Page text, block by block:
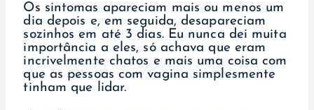
Os sintomas apareciam mais ou menos um
dia depois e, em seguida, desapareciam
sozinhos em até 3 dias. Eu nunca dei muita
importância a eles, só achava que eram
incrivelmente chatos e mais uma coisa com
que as pessoas com vagina simplesmente
tinham que lidar.